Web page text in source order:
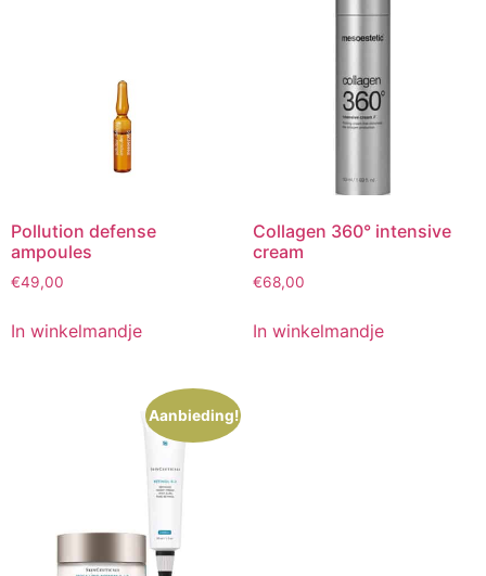
Pollution defense
ampoules
€49,00
In winkelmandje
Collagen 360° intensive
cream
€68,00
In winkelmandje
Aanbieding!